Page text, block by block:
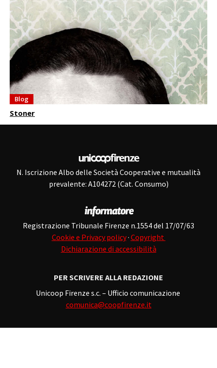
Blog
Stoner
N. Iscrizione Albo delle Società Cooperative e mutualità
prevalente: A104272 (Cat. Consumo)
Registrazione Tribunale Firenze n.1554 del 17/07/63
Cookie e Privacy policy· Copyright
Dichiarazione di accessibilità
PER SCRIVERE ALLA REDAZIONE
Unicoop Firenze s.c. – Ufficio comunicazione
comunica@coopfirenze.it